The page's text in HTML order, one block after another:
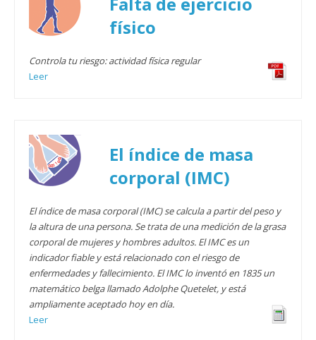
físico
Controla tu riesgo: actividad física regular
Leer
El índice de masa
corporal (IMC)
El índice de masa corporal (IMC) se calcula a partir del peso y
la altura de una persona. Se trata de una medición de la grasa
corporal de mujeres y hombres adultos. El IMC es un
indicador fiable y está relacionado con el riesgo de
enfermedades y fallecimiento. El IMC lo inventó en 1835 un
matemático belga llamado Adolphe Quetelet, y está
ampliamente aceptado hoy en día.
Leer